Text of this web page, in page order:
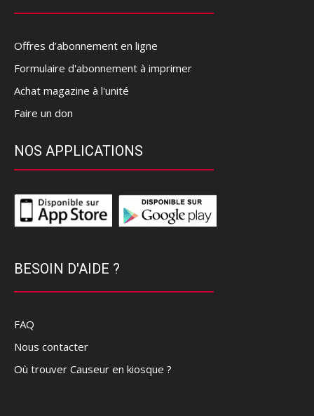
Offres d’abonnement en ligne
Formulaire d'abonnement à imprimer
Achat magazine à l'unité
Faire un don
NOS APPLICATIONS
BESOIN D'AIDE ?
FAQ
Nous contacter
Où trouver Causeur en kiosque ?